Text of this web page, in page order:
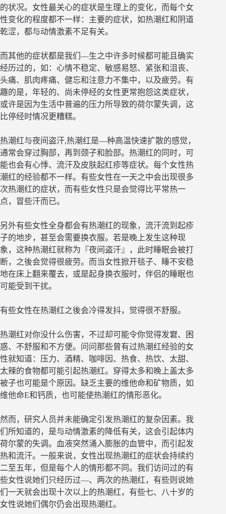
的状况。女性最关心的症状是生理上的变化，而每个女
性变化的程度都不一样：主要的症状，如热潮红和阴道
乾涩，都与动情激素不足有关。
而其他的症状都是我们—生之中许多时候都可能且确实
经历过的，如：心情不稳定、敏感易怒、紧张和沮丧、
头痛、肌肉疼痛、健忘和注意力不集中，以及疲劳。有
趣的是，年轻的、尚未停经的女性更常抱怨这类症状，
或许是因为生活中普遍的压力所导致的荷尔蒙失调，这
比停经时情况更糟糕。
热潮红与夜间盗汗,热潮红是—种高温快速扩散的感觉，
通常会穿过胸部，再到颈子和脸部。热潮红的同时，可
能也会有心悸、流汗及皮肤起红疹等症状。每个女性热
潮红的经验都不一样。有些女性在一天之中会出现很多
次热潮红的症状，而有些女性只是会觉得比平常热一
点，冒些汗而已。
另外有些女性全身都会有热潮红的现象，流汗流到起疹
子的地步，甚至会需要换衣服。若是晚上发生这种现
象，这种热潮红就称为『夜间盗汗』，此时睡眠会被打
断，之後会觉得很疲劳。而当女性掀开毯子、睡不安稳
地在床上翻来覆去，或是起身换衣服时，伴侣的睡眠也
可能受到干扰。
有些女性在热潮红之後会冷得发抖，觉得很不舒服。
热潮红对你没什么伤害，不过却可能令你觉得发窘、困
惑、不舒服和不方便。问问那些曾有过热潮红经验的女
性就知道：压力、酒精、咖啡因、热食、热饮、太甜、
太辣的食物都可能引起热潮红。穿得太多和晚上盖太多
被子也可能是个原因。缺乏主要的维他命和矿物质，如
维他命E和钙质，也可能使热潮红的情形恶化。
然而，研究人员并未能确定引发热潮红的复杂因素。我
们所知道的，是与动情激素的降低有关，这会引起体内
荷尔蒙的失调。血液突然涌入膨胀的血管中，而引起发
热和流汗。一般来说，女性出现热潮红的症状会持续约
二至五年，但是每个人的情形都不同。我们访问过的有
些女性说她们只经历过—、两次的热潮红，有些则说她
们一天就会出现十次以上的热潮红，有些七、八十岁的
女性说她们偶尔仍会出现热潮红。